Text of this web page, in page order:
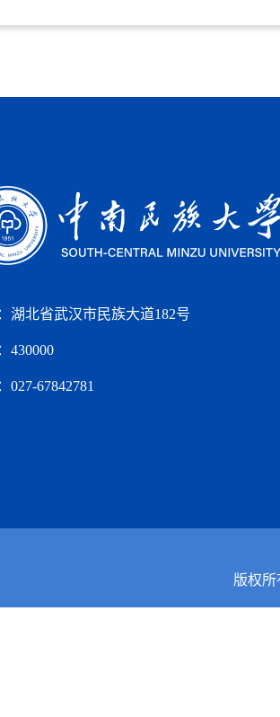
湖北省武汉市民族大道182号
430000
027-67842781
版权